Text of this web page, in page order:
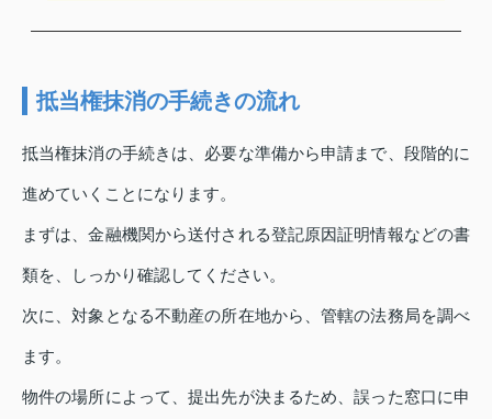
抵当権抹消の手続きの流れ
抵当権抹消の手続きは、必要な準備から申請まで、段階的に
進めていくことになります。
まずは、金融機関から送付される登記原因証明情報などの書
類を、しっかり確認してください。
次に、対象となる不動産の所在地から、管轄の法務局を調べ
ます。
物件の場所によって、提出先が決まるため、誤った窓口に申